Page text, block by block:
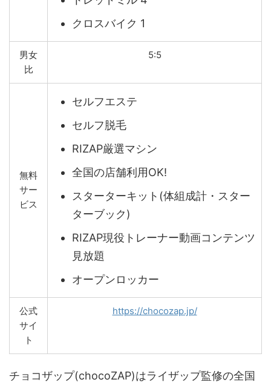
クロスバイク 1
男女
比
5:5
無料
サー
ビス
セルフエステ
セルフ脱毛
RIZAP厳選マシン
全国の店舗利用OK!
スターターキット(体組成計・スター
ターブック)
RIZAP現役トレーナー動画コンテンツ
見放題
オープンロッカー
公式
サイ
ト
https://chocozap.jp/
チョコザップ(chocoZAP)はライザップ監修の全国